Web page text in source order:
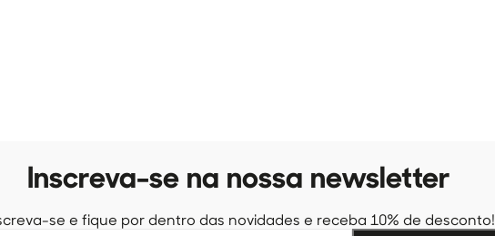
Inscreva-se na nossa newsletter
se e fique por dentro das novidades e receba 10% de desconto!